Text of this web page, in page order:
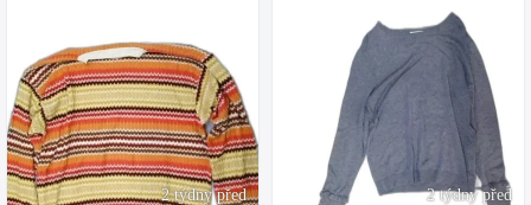
2 týdny před 2 týdny před